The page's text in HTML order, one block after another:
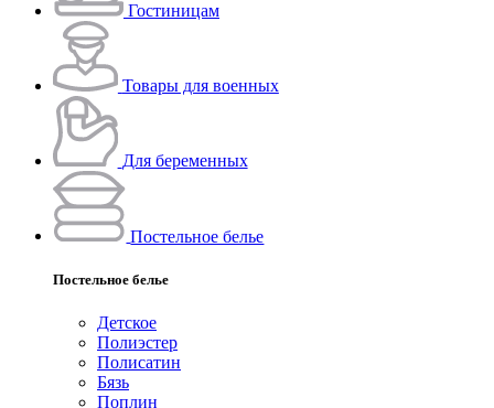
Гостиницам
Товары для военных
Для беременных
Постельное белье
Постельное белье
Детское
Полиэстeр
Полисатин
Бязь
Поплин